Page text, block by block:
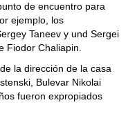
de encuentro para
ejemplo, los
Taneev y und Sergei
Fiodor Chaliapin.
la dirección de la casa
Bulevar Nikolai
fueron expropiados